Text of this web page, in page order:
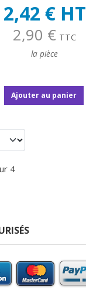
2,42 € HT
2,90 € TTC
la pièce
Ajouter au panier
4